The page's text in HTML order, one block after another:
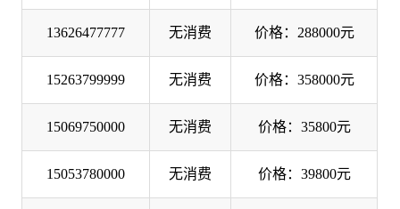
13626477777 无消费 价格：288000元
15263799999 无消费 价格：358000元
15069750000 无消费 价格：35800元
15053780000 无消费 价格：39800元